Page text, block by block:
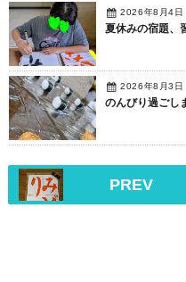
2026年8月4日
夏休みの宿題、
2026年8月3日
のんびり過ごし
PREV